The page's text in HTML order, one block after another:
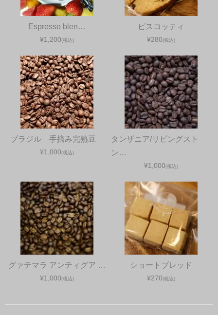
Espresso blen…
¥1,200(税込)
ビスコッティ
¥280(税込)
ブラジル 手摘み完熟豆
¥1,000(税込)
タンザニア/リビングスト
ン…
¥1,000(税込)
グァテマラ アンティグア …
¥1,000(税込)
ショートブレッド
¥270(税込)